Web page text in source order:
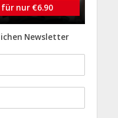
nur €6.90
Newsletter